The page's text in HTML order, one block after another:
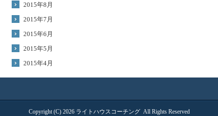
2015年8月
2015年7月
2015年6月
2015年5月
2015年4月
Copyright (C) 2026 ライトハウスコーチングAll Rights Reserved